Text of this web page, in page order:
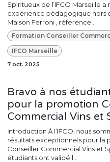
Spiritueux de l’IFCO Marseille
expérience pédagogique hors
Maison Ferroni , référence...
Formation Conseiller
IFCO Marseille
7 oct. 2025
Bravo à nos
pour la promotion
Commercial Vins et
Introduction À l’IFCO, nous
résultats exceptionnels pour la
Conseiller Commercial Vins et
étudiants ont validé l...